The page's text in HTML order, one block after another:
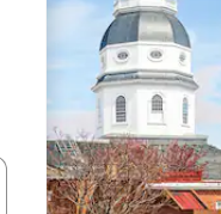
les flèches vers le